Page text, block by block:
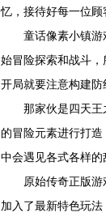
忆，接待好每一位
童话像素小镇游戏
始冒险探索和战斗
开局就要注意构建
那家伙是四天王之
的冒险元素进行打
中会遇见各式各样
原始传奇正版游戏
加入了最新特色玩